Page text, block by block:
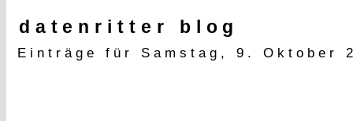
datenritter blog
Einträge für Samstag, 9. Oktober